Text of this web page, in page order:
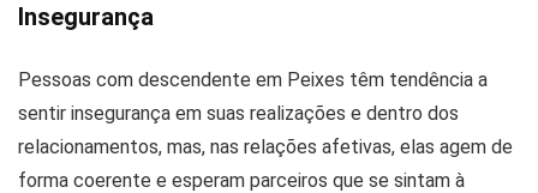
Insegurança
Pessoas com descendente em Peixes têm tendência a
sentir insegurança em suas realizações e dentro dos
relacionamentos, mas, nas relações afetivas, elas agem de
forma coerente e esperam parceiros que se sintam à